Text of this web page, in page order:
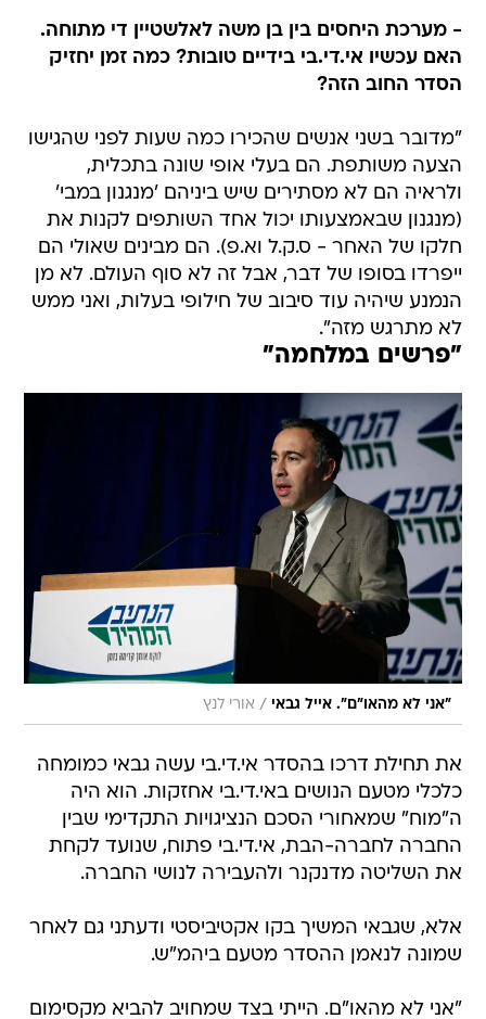
- מערכת היחסים בין בן משה לאלשטיין די מתוחה.
האם עכשיו אי.די.בי בידיים טובות? כמה זמן יחזיק
הסדר החוב הזה?
"מדובר בשני אנשים שהכירו כמה שעות לפני שהגישו
הצעה משותפת. הם בעלי אופי שונה בתכלית,
ולראיה הם לא מסתירים שיש ביניהם 'מנגנון במבי'
(מנגנון שבאמצעותו יכול אחד השותפים לקנות את
חלקו של האחר - ס.ק.ל וא.פ). הם מבינים שאולי הם
ייפרדו בסופו של דבר, אבל זה לא סוף העולם. לא מן
הנמנע שיהיה עוד סיבוב של חילופי בעלות, ואני ממש
לא מתרגש מזה".
"פרשים במלחמה"
"אני לא מהאו"ם". אייל גבאי / אורי לנץ
את תחילת דרכו בהסדר אי.די.בי עשה גבאי כמומחה
כלכלי מטעם הנושים באי.די.בי אחזקות. הוא היה
ה"מוח" שמאחורי הסכם הנציגויות התקדימי שבין
החברה לחברה-הבת, אי.די.בי פתוח, שנועד לקחת
את השליטה מדנקנר ולהעבירה לנושי החברה.
אלא, שגבאי המשיך בקו אקטיביסטי ודעתני גם לאחר
שמונה לנאמן ההסדר מטעם ביהמ"ש.
"אני לא מהאו"ם. הייתי בצד שמחויב להביא מקסימום